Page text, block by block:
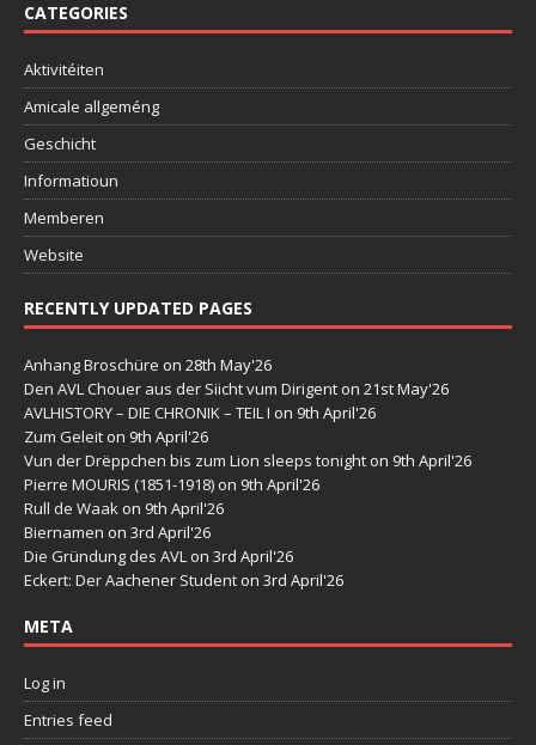
CATEGORIES
Aktivitéiten
Amicale allgeméng
Geschicht
Informatioun
Memberen
Website
RECENTLY UPDATED PAGES
Anhang Broschüre on 28th May'26
Den AVL Chouer aus der Siicht vum Dirigent on 21st May'26
AVLHISTORY – DIE CHRONIK – TEIL I on 9th April'26
Zum Geleit on 9th April'26
Vun der Drëppchen bis zum Lion sleeps tonight on 9th April'26
Pierre MOURIS (1851-1918) on 9th April'26
Rull de Waak on 9th April'26
Biernamen on 3rd April'26
Die Gründung des AVL on 3rd April'26
Eckert: Der Aachener Student on 3rd April'26
META
Log in
Entries feed